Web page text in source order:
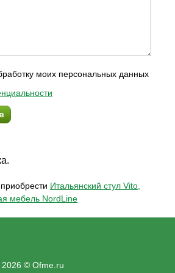
моих персональных данных
Итальянский стул Vito,
мебель NordLine
© Ofme.ru